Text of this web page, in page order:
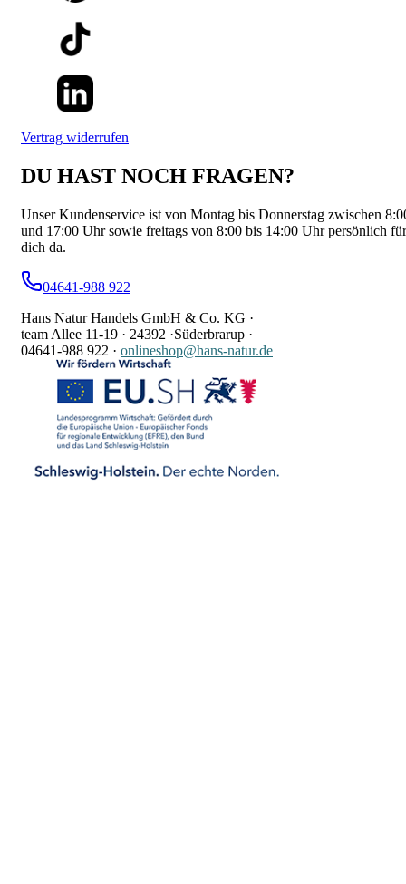
Vertrag widerrufen
DU HAST NOCH FRAGEN?
Unser Kundenservice ist von Montag bis Donnerstag zwischen
und 17:00 Uhr sowie freitags von 8:00 bis 14:00 Uhr persönlich für
dich da.
04641-988 922
Hans Natur Handels GmbH & Co. KG ·
team Allee 11-19 · 24392 ·Süderbrarup ·
04641-988 922 · onlineshop@hans-natur.de